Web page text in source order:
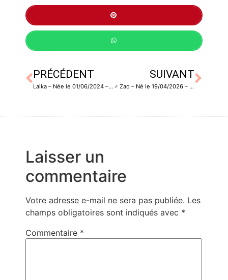
PRÉCÉDENT
Laika – Née le 01/06/2024 – Stérilisée
SUIVANT
♂️ Zao – Né le 19/04/2026 – Non castré -> Se trouve en FA
Laisser un
commentaire
Votre adresse e-mail ne sera pas publiée. Les
champs obligatoires sont indiqués avec *
Commentaire *